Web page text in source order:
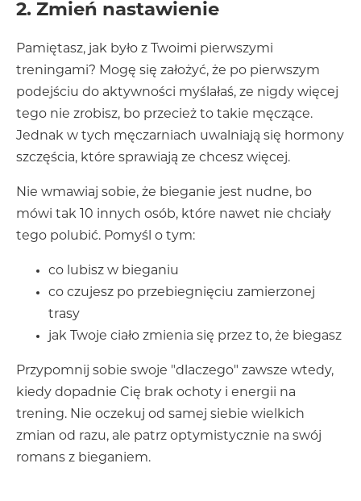
2. Zmień nastawienie
Pamiętasz, jak było z Twoimi pierwszymi
treningami? Mogę się założyć, że po pierwszym
podejściu do aktywności myślałaś, ze nigdy więcej
tego nie zrobisz, bo przecież to takie męczące.
Jednak w tych męczarniach uwalniają się hormony
szczęścia, które sprawiają ze chcesz więcej.
Nie wmawiaj sobie, że bieganie jest nudne, bo
mówi tak 10 innych osób, które nawet nie chciały
tego polubić. Pomyśl o tym:
co lubisz w bieganiu
co czujesz po przebiegnięciu zamierzonej
trasy
jak Twoje ciało zmienia się przez to, że biegasz
Przypomnij sobie swoje "dlaczego" zawsze wtedy,
kiedy dopadnie Cię brak ochoty i energii na
trening. Nie oczekuj od samej siebie wielkich
zmian od razu, ale patrz optymistycznie na swój
romans z bieganiem.